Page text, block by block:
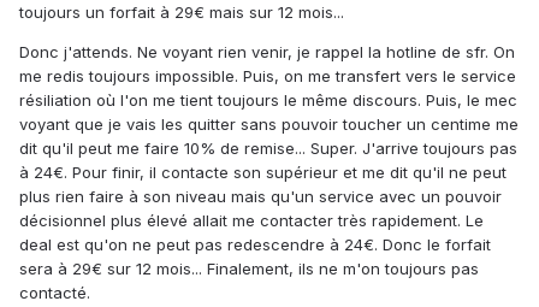
toujours un forfait à 29€ mais sur 12 mois...
Donc j'attends. Ne voyant rien venir, je rappel la hotline de sfr. On
me redis toujours impossible. Puis, on me transfert vers le service
résiliation où l'on me tient toujours le même discours. Puis, le mec
voyant que je vais les quitter sans pouvoir toucher un centime me
dit qu'il peut me faire 10% de remise... Super. J'arrive toujours pas
à 24€. Pour finir, il contacte son supérieur et me dit qu'il ne peut
plus rien faire à son niveau mais qu'un service avec un pouvoir
décisionnel plus élevé allait me contacter très rapidement. Le
deal est qu'on ne peut pas redescendre à 24€. Donc le forfait
sera à 29€ sur 12 mois... Finalement, ils ne m'on toujours pas
contacté.